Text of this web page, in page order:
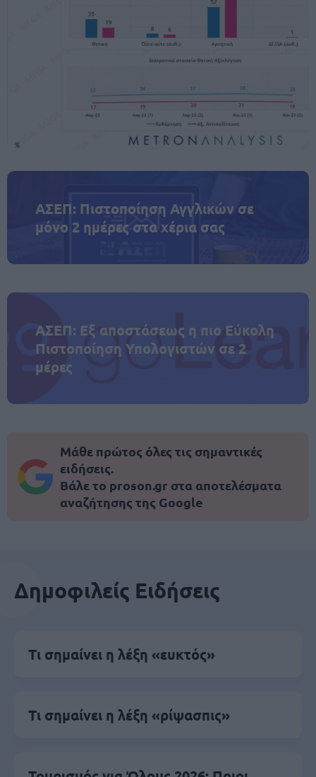
ΑΣΕΠ: Πιστοποίηση Αγγλικών σε
μόνο 2 ημέρες στα χέρια σας
ΑΣΕΠ: Εξ αποστάσεως η πιο Εύκολη
Πιστοποίηση Υπολογιστών σε 2
μέρες
Μάθε πρώτος όλες τις σημαντικές
ειδήσεις.
Βάλε το proson.gr στα αποτελέσματα
αναζήτησης της Google
Δημοφιλείς Ειδήσεις
Τι σημαίνει η λέξη «ευκτός»
Τι σημαίνει η λέξη «ρίψασπις»